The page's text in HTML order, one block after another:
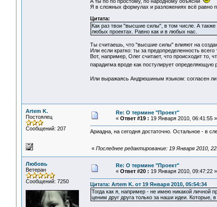
Я в сложных формулах и разложениях всё равно
Цитата:
Как раз твои "высшие силы", в том числе. А
любых проектах. Равно как и в любых нас.
Ты считаешь, что "высшие силы" влияют на
Или если кратко: ты за предопределенность
Вот, например, Олег считает, что происходит то,
парадигма вроде как постулирует определяющую
Или выражаясь Андрюшиным языком: согласен
Artem K.
Постоялец
Сообщений: 207
Re: О термине "Проект"
« Ответ #19 : 19 Января 2010, 06:41:55 »
Ариадна, на сегодня достаточно. Остальное - в
« Последнее редактирование: 19 Января 2010,
Любовь
Ветеран
Сообщений: 7250
Re: О термине "Проект"
« Ответ #20 : 19 Января 2010, 09:47:22 »
Цитата: Artem K. от 19 Января 2010, 05:54:34
Тогда как я, например - не имею никакой личной
ценим друг друга только за наши идеи. Которые,